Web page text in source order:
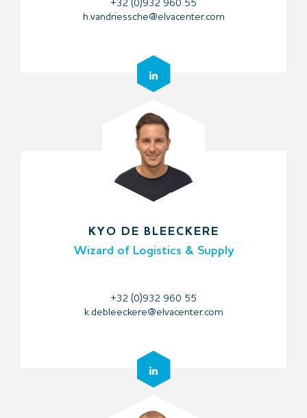
+32 (0)932 960 55
h.vandriessche@elvacenter.com
KYO DE BLEECKERE
Wizard of Logistics & Supply
+32 (0)932 960 55
k.debleeckere@elvacenter.com